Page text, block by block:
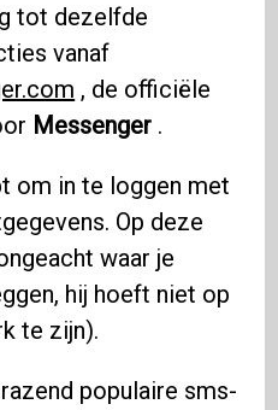
tot dezelfde
vanaf
, de officiële
Messenger .
om in te loggen met
Op deze
waar je
hij hoeft niet op
te zijn).
populaire sms-